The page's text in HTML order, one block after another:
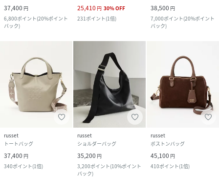
37,400 円
6,800ポイント(20%ポイント
バック)
25,410 円 30%OFF
231 ポイント(1倍)
38,500 円
7,000ポイント(20%ポイント
バック)
russet
トートバッグ
37,400 円
340ポイント(1倍)
russet
ショルダーバッグ
35,200 円
3,200ポイント(10%ポイント
バック)
russet
ボストンバッグ
45,100 円
410ポイント(1倍)